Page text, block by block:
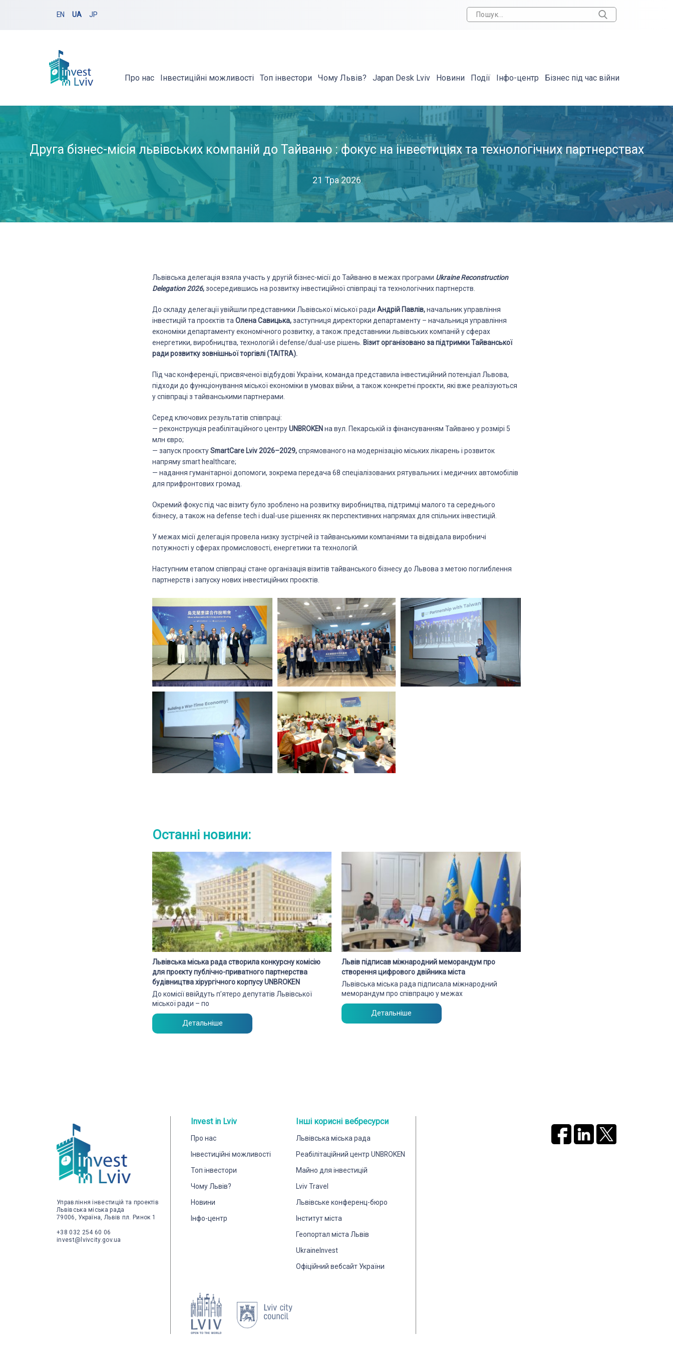
EN UA JP
Про нас Інвестиційні можливості Топ інвестори Чому Львів? Japan Desk Lviv Новини Події Інфо-центр Бізнес під час війни
Друга бізнес-місія львівських компаній до Тайваню : фокус на інвестиціях та технологічних партнерствах
21 Тра 2026
Львівська делегація взяла участь у другій бізнес-місії до Тайваню в межах програми Ukraine Reconstruction
Delegation 2026,зосередившись на розвитку інвестиційної співпраці та технологічних партнерств.
До складу делегації увійшли представники Львівської міської радиАндрій Павлів,начальник управління
інвестицій та проєктів таОлена Савицька,заступниця директорки департаменту – начальниця управління
економіки департаменту економічного розвитку, а також представники львівських компаній у сферах
енергетики, виробництва, технологій і defense/dual-use рішень. Візит організовано за підтримки Тайванської
ради розвитку зовнішньої торгівлі (TAITRA).
Під час конференції, присвяченої відбудові України, команда представила інвестиційний потенціал Львова,
підходи до функціонування міської економіки в умовах війни, а також конкретні проєкти, які вже реалізуються
у співпраці з тайванськими партнерами.
Серед ключових результатів співпраці:
— реконструкція реабілітаційного центруUNBROKEN на вул. Пекарській із фінансуванням Тайваню у розмірі 5
млн євро;
— запуск проєктуSmartCare Lviv 2026–2029,спрямованого на модернізацію міських лікарень і розвиток
напряму smart healthcare;
— надання гуманітарної допомоги, зокрема передача 68 спеціалізованих рятувальних і медичних автомобілів
для прифронтових громад.
Окремий фокус під час візиту було зроблено на розвитку виробництва, підтримці малого та середнього
бізнесу, а також на defense tech і dual-use рішеннях як перспективних напрямах для спільних інвестицій.
У межах місії делегація провела низку зустрічей із тайванськими компаніями та відвідала виробничі
потужності у сферах промисловості, енергетики та технологій.
Наступним етапом співпраці стане організація візитів тайванського бізнесу до Львова з метою поглиблення
партнерств і запуску нових інвестиційних проєктів.
Останні новини:
Львівська міська рада створила конкурсну комісію
для проєкту публічно-приватного партнерства
будівництва хірургічного корпусу UNBROKEN
До комісії ввійдуть п’ятеро депутатів Львівської
міської ради – по
Детальніше
Львів підписав міжнародний меморандум про
створення цифрового двійника міста
Львівська міська рада підписала міжнародний
меморандум про співпрацю у межах
Детальніше
Управління інвестицій та проектів
Львівська міська рада
79006, Україна, Львів пл. Ринок 1
+38 032 254 60 06
invest@lvivcity.gov.ua
Invest in Lviv
Про нас
Інвестиційні можливості
Топ інвестори
Чому Львів?
Новини
Інфо-центр
Інші корисні вебресурси
Львівська міська рада
Реабілітаційний центр UNBROKEN
Майно для інвестицій
Lviv Travel
Львівське конференц-бюро
Інститут міста
Геопортал міста Львів
UkraineInvest
Офіційний вебсайт України